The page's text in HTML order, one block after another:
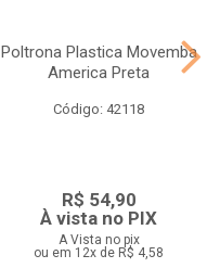
Poltrona Plastica Movemba
America Preta
Código: 42118
R$ 54,90
À vista no PIX
A Vista no pix
ou em 12x de R$ 4,58